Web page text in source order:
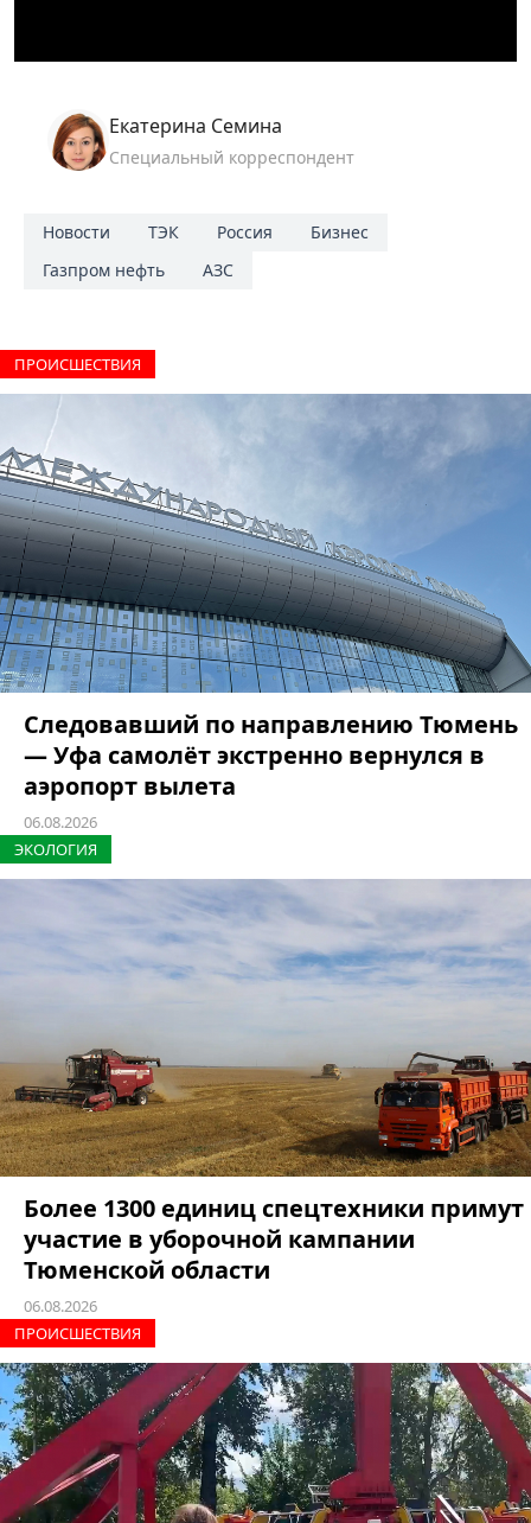
Екатерина Семина
Специальный корреспондент
Новости ТЭК Россия
Бизнес
Газпром нефть
АЗС
ПРОИCШЕСТВИЯ
Следовавший по направлению Тюмень
— Уфа самолёт экстренно вернулся в
аэропорт вылета
06.08.2026
ЭКОЛОГИЯ
Более 1300 единиц спецтехники примут
участие в уборочной кампании
Тюменской области
06.08.2026
ПРОИCШЕСТВИЯ